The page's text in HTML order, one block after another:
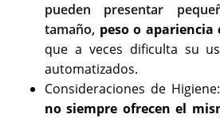
pueden presentar
tamaño, peso o
que a veces dificulta su
automatizados.
Consideraciones de
no siempre ofrecen el